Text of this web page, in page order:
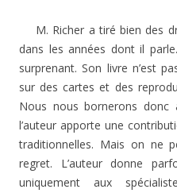
M. Richer a tiré bien des
dans les années dont il
surprenant. Son livre n’est
sur des cartes et des
Nous nous bornerons donc
l’auteur apporte une
traditionnelles. Mais on ne
regret. L’auteur donne
uniquement aux